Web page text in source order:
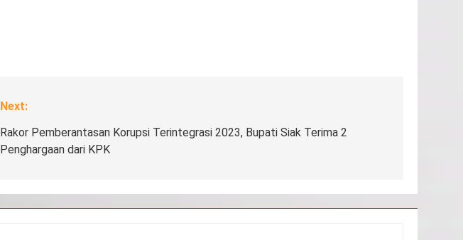
Next:
Rakor Pemberantasan Korupsi Terintegrasi 2023, Bupati Siak Terima 2
Penghargaan dari KPK